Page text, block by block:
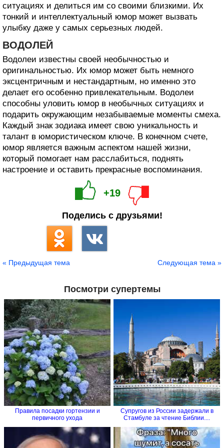
ситуациях и делиться им со своими близкими. Их
тонкий и интеллектуальный юмор может вызвать
улыбку даже у самых серьезных людей.
ВОДОЛЕЙ
Водолеи известны своей необычностью и
оригинальностью. Их юмор может быть немного
эксцентричным и нестандартным, но именно это
делает его особенно привлекательным. Водолеи
способны уловить юмор в необычных ситуациях и
подарить окружающим незабываемые моменты смеха.
Каждый знак зодиака имеет свою уникальность и
талант в юмористическом ключе. В конечном счете,
юмор является важным аспектом нашей жизни,
который помогает нам расслабиться, поднять
настроение и оставить прекрасные воспоминания.
+19
Поделись с друзьями!
« Предыдущая тема Следующая тема »
Посмотри супертемы
Правила посадки гортензии и
первичного ухода
Супругов из России задержали в
Стамбуле за чтение Библии....